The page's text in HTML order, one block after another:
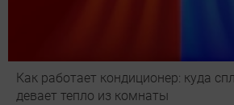
Как работает кондиционер: куда
девает тепло из комнаты